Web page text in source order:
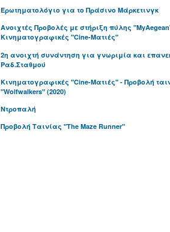
Ερωτηματολόγιο για το Πράσινο Μάρκετινγκ
Ανοιχτές Προβολές με στήριξη πύλης
Κινηματογραφικές "Cine-Ματιές"
2η ανοιχτή συνάντηση για γνωριμία και
Ραδ.Σταθμού
Κινηματογραφικές "Cine-Ματιές" - Προβολή
"Wolfwalkers" (2020)
Ντροπαλή
Προβολή Ταινίας "The Maze Runner"